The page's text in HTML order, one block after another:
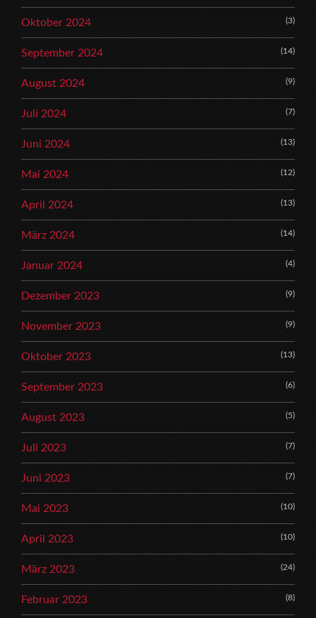
Oktober 2024 (3)
September 2024 (14)
August 2024 (9)
Juli 2024 (7)
Juni 2024 (13)
Mai 2024 (12)
April 2024 (13)
März 2024 (14)
Januar 2024 (4)
Dezember 2023 (9)
November 2023 (9)
Oktober 2023 (13)
September 2023 (6)
August 2023 (5)
Juli 2023 (7)
Juni 2023 (7)
Mai 2023 (10)
April 2023 (10)
März 2023 (24)
Februar 2023 (8)